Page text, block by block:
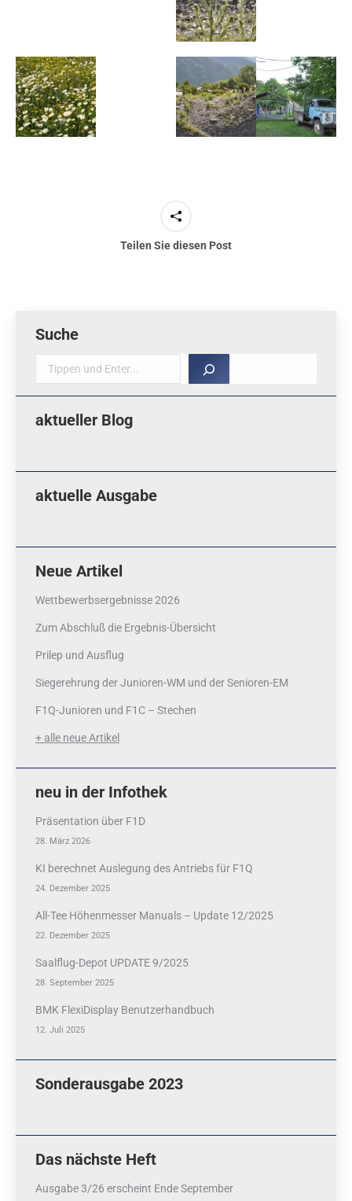
Teilen Sie diesen Post
Suche
Suche
aktueller Blog
aktuelle Ausgabe
Neue Artikel
Wettbewerbsergebnisse 2026
Zum Abschluß die Ergebnis-Übersicht
Prilep und Ausflug
Siegerehrung der Junioren-WM und der Senioren-EM
F1Q-Junioren und F1C – Stechen
+ alle neue Artikel
neu in der Infothek
Präsentation über F1D
28. März 2026
KI berechnet Auslegung des Antriebs für F1Q
24. Dezember 2025
All-Tee Höhenmesser Manuals – Update 12/2025
22. Dezember 2025
Saalflug-Depot UPDATE 9/2025
28. September 2025
BMK FlexiDisplay Benutzerhandbuch
12. Juli 2025
Sonderausgabe 2023
Das nächste Heft
Ausgabe 3/26 erscheint Ende September